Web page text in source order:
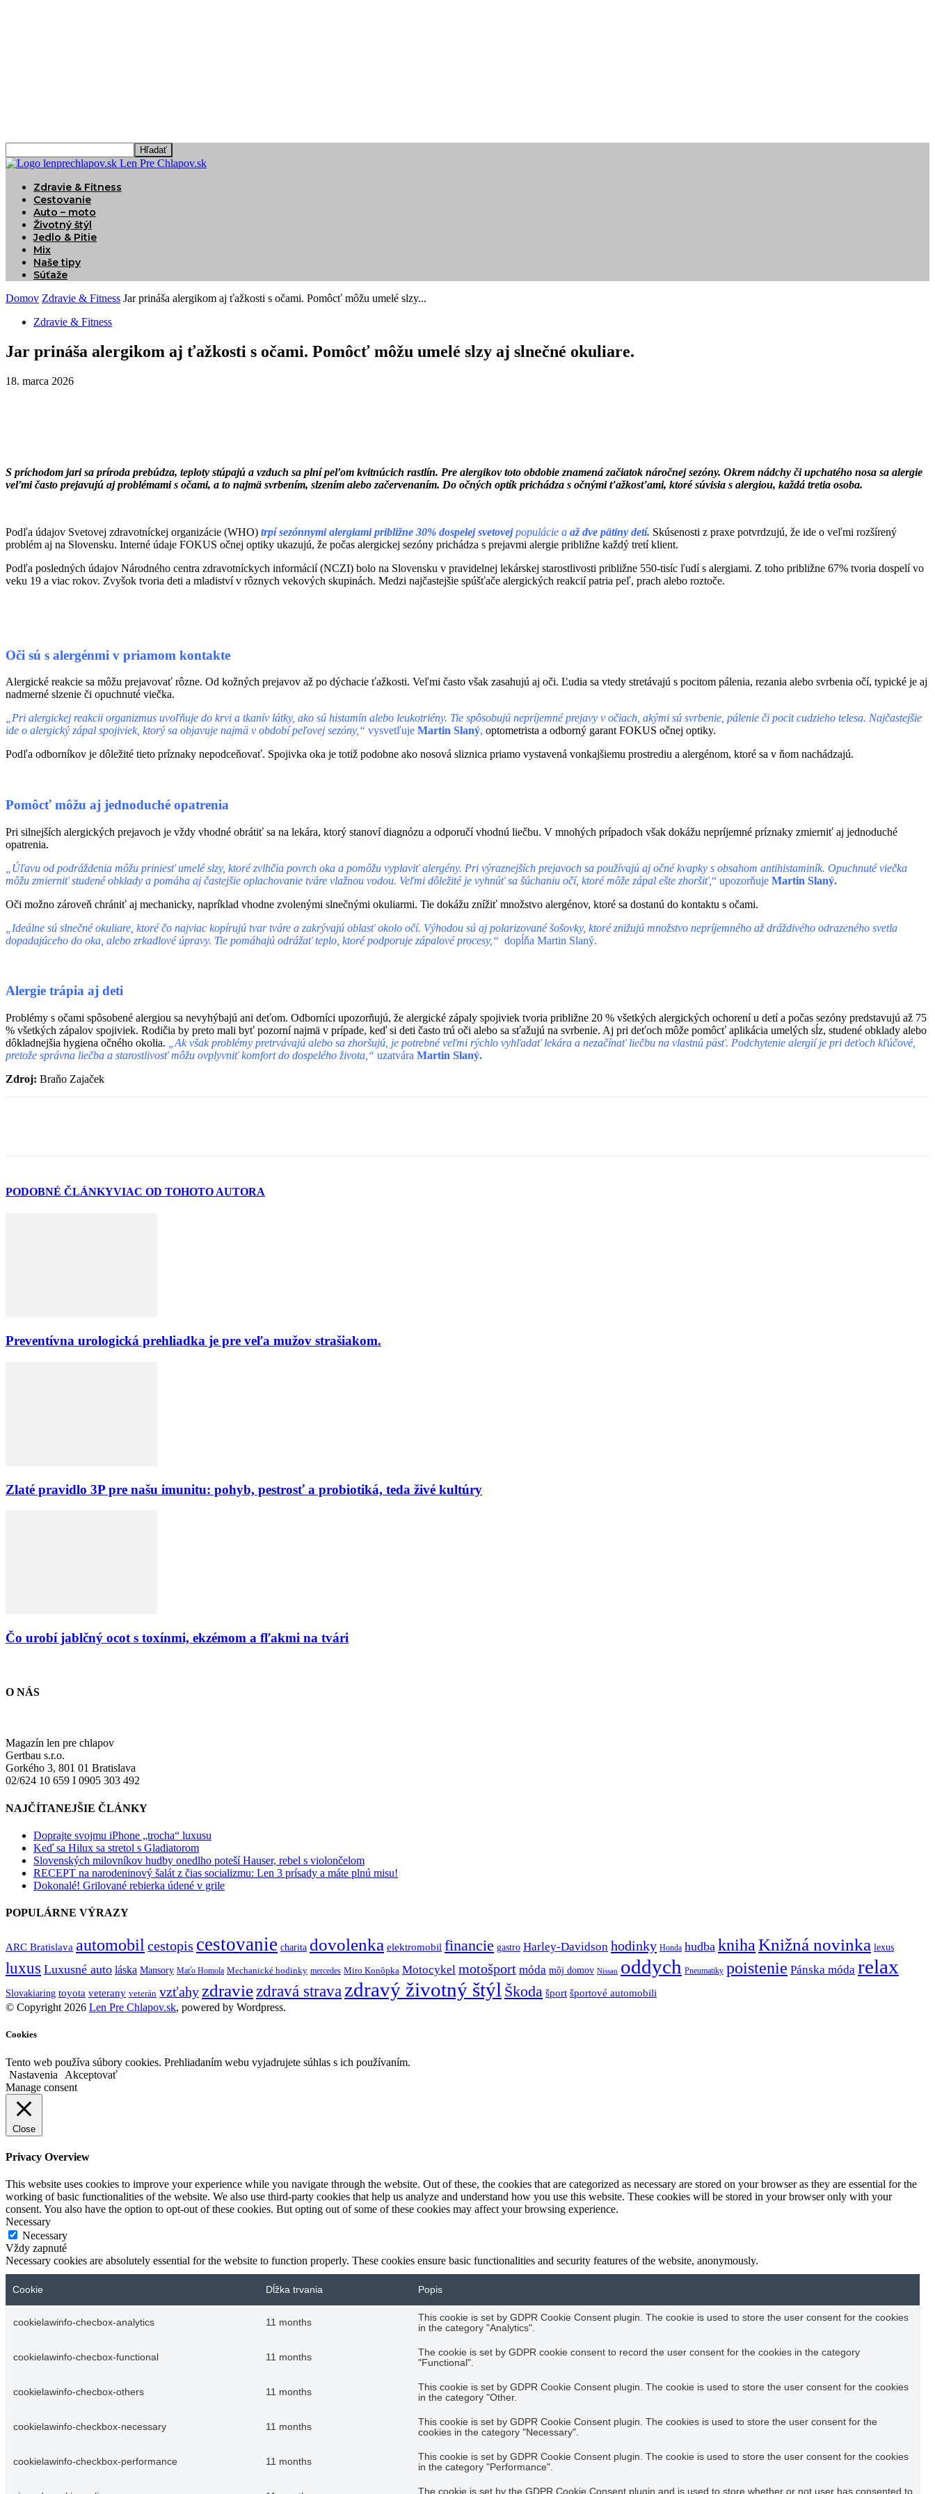
Len Pre Chlapov.sk
Zdravie & Fitness
Cestovanie
Auto – moto
Životný štýl
Jedlo & Pitie
Mix
Naše tipy
Súťaže
Domov Zdravie & Fitness Jar prináša alergikom aj ťažkosti s očami. Pomôcť môžu umelé slzy...
Zdravie & Fitness
Jar prináša alergikom aj ťažkosti s očami. Pomôcť môžu umelé slzy aj slnečné okuliare.
18. marca 2026
S príchodom jari sa príroda prebúdza, teploty stúpajú a vzduch sa plní peľom kvitnúcich rastlín. Pre alergikov toto obdobie znamená začiatok náročnej sezóny. Okrem nádchy či upchatého nosa sa alergie
veľmi často prejavujú aj problémami s očami, a to najmä svrbením, slzením alebo začervenaním. Do očných optík prichádza s očnými ťažkosťami, ktoré súvisia s alergiou, každá tretia osoba.
Podľa údajov Svetovej zdravotníckej organizácie (WHO) trpí sezónnymi alergiami približne 30% dospelej svetovejpopulácie a až dve pätiny detí. Skúsenosti z praxe potvrdzujú, že ide o veľmi rozšírený
problém aj na Slovensku. Interné údaje FOKUS očnej optiky ukazujú, že počas alergickej sezóny prichádza s prejavmi alergie približne každý tretí klient.
Podľa posledných údajov Národného centra zdravotníckych informácií (NCZI) bolo na Slovensku v pravidelnej lekárskej starostlivosti približne 550-tisíc ľudí s alergiami. Z toho približne 67% tvoria dospelí vo
veku 19 a viac rokov. Zvyšok tvoria deti a mladiství v rôznych vekových skupinách. Medzi najčastejšie spúšťače alergických reakcií patria peľ, prach alebo roztoče.
Oči sú s alergénmi v priamom kontakte
Alergické reakcie sa môžu prejavovať rôzne. Od kožných prejavov až po dýchacie ťažkosti. Veľmi často však zasahujú aj oči. Ľudia sa vtedy stretávajú s pocitom pálenia, rezania alebo svrbenia očí, typické je aj
nadmerné slzenie či opuchnuté viečka.
„Pri alergickej reakcii organizmus uvoľňuje do krvi a tkanív látky, ako sú histamín alebo leukotriény. Tie spôsobujú nepríjemné prejavy v očiach, akými sú svrbenie, pálenie či pocit cudzieho telesa. Najčastejšie
ide o alergický zápal spojiviek, ktorý sa objavuje najmä v období peľovej sezóny,“ vysvetľuje Martin Slaný, optometrista a odborný garant FOKUS očnej optiky.
Podľa odborníkov je dôležité tieto príznaky nepodceňovať. Spojivka oka je totiž podobne ako nosová sliznica priamo vystavená vonkajšiemu prostrediu a alergénom, ktoré sa v ňom nachádzajú.
Pomôcť môžu aj jednoduché opatrenia
Pri silnejších alergických prejavoch je vždy vhodné obrátiť sa na lekára, ktorý stanoví diagnózu a odporučí vhodnú liečbu. V mnohých prípadoch však dokážu nepríjemné príznaky zmierniť aj jednoduché
opatrenia.
„Úľavu od podráždenia môžu priniesť umelé slzy, ktoré zvlhčia povrch oka a pomôžu vyplaviť alergény. Pri výraznejších prejavoch sa používajú aj očné kvapky s obsahom antihistaminík. Opuchnuté viečka
môžu zmierniť studené obklady a pomáha aj častejšie oplachovanie tváre vlažnou vodou. Veľmi dôležité je vyhnúť sa šúchaniu očí, ktoré môže zápal ešte zhoršiť,“ upozorňuje Martin Slaný.
Oči možno zároveň chrániť aj mechanicky, napríklad vhodne zvolenými slnečnými okuliarmi. Tie dokážu znížiť množstvo alergénov, ktoré sa dostanú do kontaktu s očami.
„Ideálne sú slnečné okuliare, ktoré čo najviac kopírujú tvar tváre a zakrývajú oblasť okolo očí. Výhodou sú aj polarizované šošovky, ktoré znižujú množstvo nepríjemného až dráždivého odrazeného svetla
dopadajúceho do oka, alebo zrkadlové úpravy. Tie pomáhajú odrážať teplo, ktoré podporuje zápalové procesy,“ dopĺňa Martin Slaný.
Alergie trápia aj deti
Problémy s očami spôsobené alergiou sa nevyhýbajú ani deťom. Odborníci upozorňujú, že alergické zápaly spojiviek tvoria približne 20 % všetkých alergických ochorení u detí a počas sezóny predstavujú až 75
% všetkých zápalov spojiviek. Rodičia by preto mali byť pozorní najmä v prípade, keď si deti často trú oči alebo sa sťažujú na svrbenie. Aj pri deťoch môže pomôcť aplikácia umelých sĺz, studené obklady alebo
dôkladnejšia hygiena očného okolia.
„Ak však problémy pretrvávajú alebo sa zhoršujú, je potrebné veľmi rýchlo vyhľadať lekára a nezačínať liečbu na vlastnú päsť. Podchytenie alergií je pri deťoch kľúčové,
pretože správna liečba a starostlivosť môžu ovplyvniť komfort do dospelého života,“ uzatvára Martin Slaný.
Zdroj: Braňo Zajaček
PODOBNÉ ČLÁNKYVIAC OD TOHOTO AUTORA
Preventívna urologická prehliadka je pre veľa mužov strašiakom.
Zlaté pravidlo 3P pre našu imunitu: pohyb, pestrosť a probiotiká, teda živé kultúry
Čo urobí jablčný ocot s toxínmi, ekzémom a fľakmi na tvári
O NÁS
Magazín len pre chlapov
Gertbau s.r.o.
Gorkého 3, 801 01 Bratislava
02/624 10 659 I 0905 303 492
NAJČÍTANEJŠIE ČLÁNKY
Doprajte svojmu iPhone „trocha“ luxusu
Keď sa Hilux sa stretol s Gladiatorom
Slovenských milovníkov hudby onedlho poteší Hauser, rebel s violončelom
RECEPT na narodeninový šalát z čias socializmu: Len 3 prísady a máte plnú misu!
Dokonalé! Grilované rebierka údené v grile
POPULÁRNE VÝRAZY
ARC Bratislava automobil cestopis cestovanie charita dovolenka elektromobil financie gastro Harley-Davidson hodinky Honda hudba knihaKnižná novinka lexus
luxus Luxusné auto láska Mansory Maťo Homola Mechanické hodinky mercedes Miro Konôpka Motocykel motošport móda môj domov Nissan oddych Pneumatiky poistenie Pánska móda relax
Slovakiaring toyota veterany veterán vzťahy zdraviezdravá strava zdravý životný štýl Škoda šport športové automobili
© Copyright 2026 Len Pre Chlapov.sk, powered by Wordpress.
Cookies
Tento web používa súbory cookies. Prehliadaním webu vyjadrujete súhlas s ich používaním.
Nastavenia
Akceptovať
Manage consent
Close
Privacy Overview
This website uses cookies to improve your experience while you navigate through the website. Out of these, the cookies that are categorized as necessary are stored on your browser as they are essential for the
working of basic functionalities of the website. We also use third-party cookies that help us analyze and understand how you use this website. These cookies will be stored in your browser only with your
consent. You also have the option to opt-out of these cookies. But opting out of some of these cookies may affect your browsing experience.
Necessary
Necessary
Vždy zapnuté
Necessary cookies are absolutely essential for the website to function properly. These cookies ensure basic functionalities and security features of the website, anonymously.
Cookie Dĺžka trvania Popis
cookielawinfo-checbox-analytics 11 months
This cookie is set by GDPR Cookie Consent plugin. The cookie is used to store the user consent for the cookies
in the category "Analytics".
cookielawinfo-checbox-functional 11 months
The cookie is set by GDPR cookie consent to record the user consent for the cookies in the category
"Functional".
cookielawinfo-checbox-others 11 months
This cookie is set by GDPR Cookie Consent plugin. The cookie is used to store the user consent for the cookies
in the category "Other.
cookielawinfo-checkbox-necessary 11 months
This cookie is set by GDPR Cookie Consent plugin. The cookies is used to store the user consent for the
cookies in the category "Necessary".
cookielawinfo-checkbox-performance 11 months
This cookie is set by GDPR Cookie Consent plugin. The cookie is used to store the user consent for the cookies
in the category "Performance".
The cookie is set by the GDPR Cookie Consent plugin and is used to store whether or not user has consented to